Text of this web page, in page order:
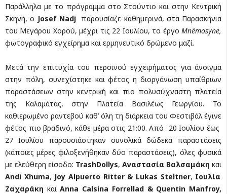
Παράλληλα με το πρόγραμμα στο Στούντιο και στην Κεντρική
Σκηνή, o Josef Nadjπαρουσίαζε καθημερινά, στα Παρασκήνια
του Μεγάρου Χορού, μέχρι τις 22 Ιουλίου, το έργο Mnémosyne,
φωτογραφικό εγχείρημα και ερμηνευτικό δρώμενο μαζί.
Μετά την επιτυχία του περσινού εγχειρήματος για άνοιγμα
στην πόλη, συνεχίστηκε και φέτος η διοργάνωση υπαίθριων
παραστάσεων στην κεντρική και πιο πολυσύχναστη πλατεία
της Καλαμάτας, στην Πλατεία Βασιλέως Γεωργίου. Το
καθιερωμένο ραντεβού καθ’ όλη τη διάρκεια του Φεστιβάλ έγινε
φέτος πιο βραδινό, κάθε μέρα στις 21:00. Από 20 Ιουλίου έως
27 Ιουλίου παρουσιάστηκαν συνολικά δώδεκα παραστάσεις
(κάποιες μέρες φιλοξενήθηκαν δύο παραστάσεις), όλες φυσικά
με ελεύθερη είσοδο: TrashDollys, Αναστασία Βαλσαμάκη και
Andi Xhuma, Joy Alpuerto Ritter & Lukas Steltner, Ιουλία
Ζαχαράκη καιAnna Calsina Forrellad & Quentin Manfroy,